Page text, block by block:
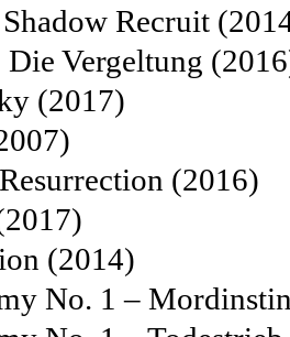
Recruit
Vergeltung
(2017)
(2016)
(2014)
No. 1 –